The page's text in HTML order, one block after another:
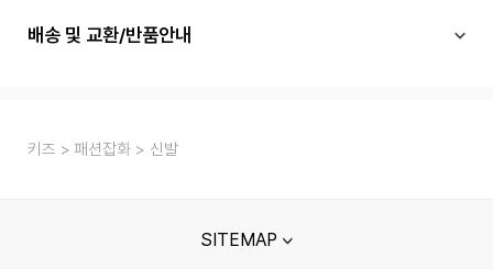
배송 및 교환/반품안내
키즈 패션잡화 신발
SITEMAP